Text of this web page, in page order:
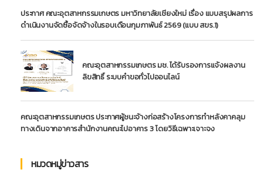
ประกาศ คณะอุตสาหกรรมเกษตร มหาวิทยาลัยเชียงใหม่ เรื่อง แบบสรุปผลการ
ดำเนินงานจัดซื้อจัดจ้างในรอบเดือนกุมภาพันธ์ 2569 (แบบ สขร.1)
คณะอุตสาหกรรมเกษตร มช. ได้รับรองการแจ้งผลงาน
ลิขสิทธิ์ ระบบคำขอทั่วไปออนไลน์
คณะอุตสาหกรรมเกษตร ประกาศผู้ชนะจ้างก่อสร้างโครงการทำหลังคาคลุม
ทางเดินจากอาคารสำนักงานคณะไปอาคาร 3 โดยวิธีเฉพาะเจาะจง
หมวดหมู่ข่าวสาร